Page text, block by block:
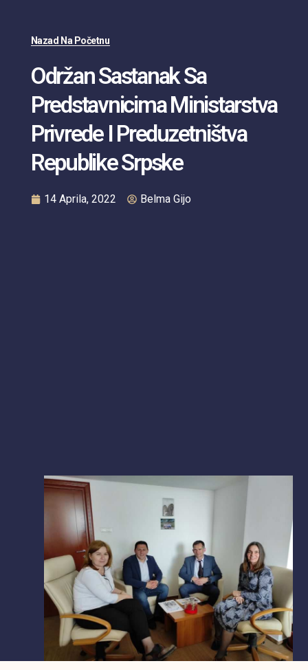
Nazad Na Početnu
Održan Sastanak Sa
Predstavnicima Ministarstva
Privrede I Preduzetništva
Republike Srpske
14 Aprila, 2022 Belma Gijo